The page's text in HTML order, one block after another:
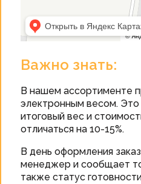
Важно знать:
В нашем ассортименте
электронным весом. Это
итоговый вес и
отличаться на 10-15%.
В день оформления
менеджер и сообщает
также статус